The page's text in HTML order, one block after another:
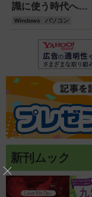
識に使う時代への
第一歩！ 『コパ
が各メーカーより
発表【レポート】
Windows パソコン
新刊ムック